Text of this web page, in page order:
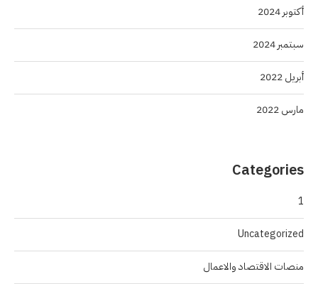
أكتوبر 2024
سبتمبر 2024
أبريل 2022
مارس 2022
Categories
1
Uncategorized
منصات الاقتصاد والاعمال